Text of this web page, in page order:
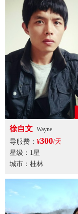
徐自文 Wayne
导服费： ¥300/天
星级：1星
城市：桂林